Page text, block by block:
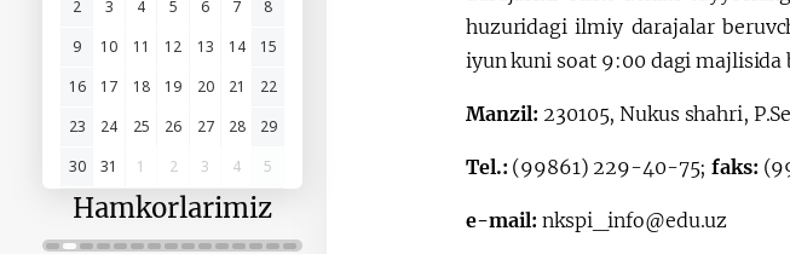
2
3 4 5 6 7
8
9
10 11 12 13 14
15
16
17 18 19 20 21
22
23
24 25 26 27 28
29
30
31 1 2 3 4 5
Hamkorlarimiz
huzuridagi ilmiy darajalar
iyun kuni soat 9:00 dagi majlisida
Manzil: 230105, Nukus shahri,
Tel.: (99861) 229-40-75; faks:
e-mail: nkspi_info@edu.uz